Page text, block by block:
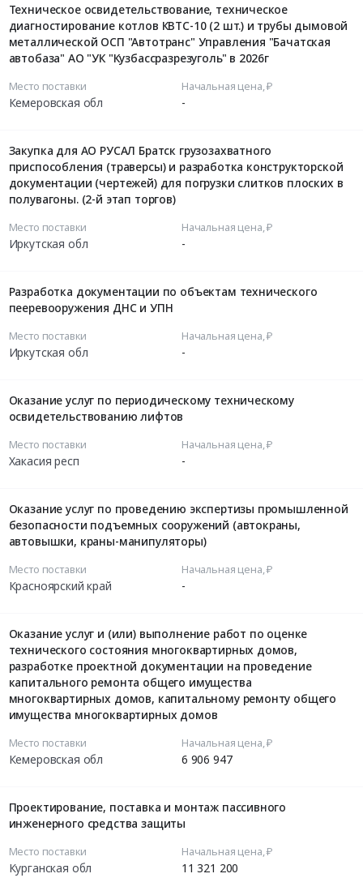
Техническое освидетельствование, техническое
диагностирование котлов КВТС-10 (2 шт.) и трубы дымовой
металлической ОСП "Автотранс" Управления "Бачатская
автобаза" АО "УК "Кузбассразрезуголь" в 2026г
Место поставки
Кемеровская обл
Начальная цена, ₽
-
Закупка для АО РУСАЛ Братск грузозахватного
приспособления (траверсы) и разработка конструкторской
документации (чертежей) для погрузки слитков плоских в
полувагоны. (2-й этап торгов)
Место поставки
Иркутская обл
Начальная цена, ₽
-
Разработка документации по объектам технического
пееревооружения ДНС и УПН
Место поставки
Иркутская обл
Начальная цена, ₽
-
Оказание услуг по периодическому техническому
освидетельствованию лифтов
Место поставки
Хакасия респ
Начальная цена, ₽
-
Оказание услуг по проведению экспертизы промышленной
безопасности подъемных сооружений (автокраны,
автовышки, краны-манипуляторы)
Место поставки
Красноярский край
Начальная цена, ₽
-
Оказание услуг и (или) выполнение работ по оценке
технического состояния многоквартирных домов,
разработке проектной документации на проведение
капитального ремонта общего имущества
многоквартирных домов, капитальному ремонту общего
имущества многоквартирных домов
Место поставки
Кемеровская обл
Начальная цена, ₽
6 906 947
Проектирование, поставка и монтаж пассивного
инженерного средства защиты
Место поставки
Курганская обл
Начальная цена, ₽
11 321 200